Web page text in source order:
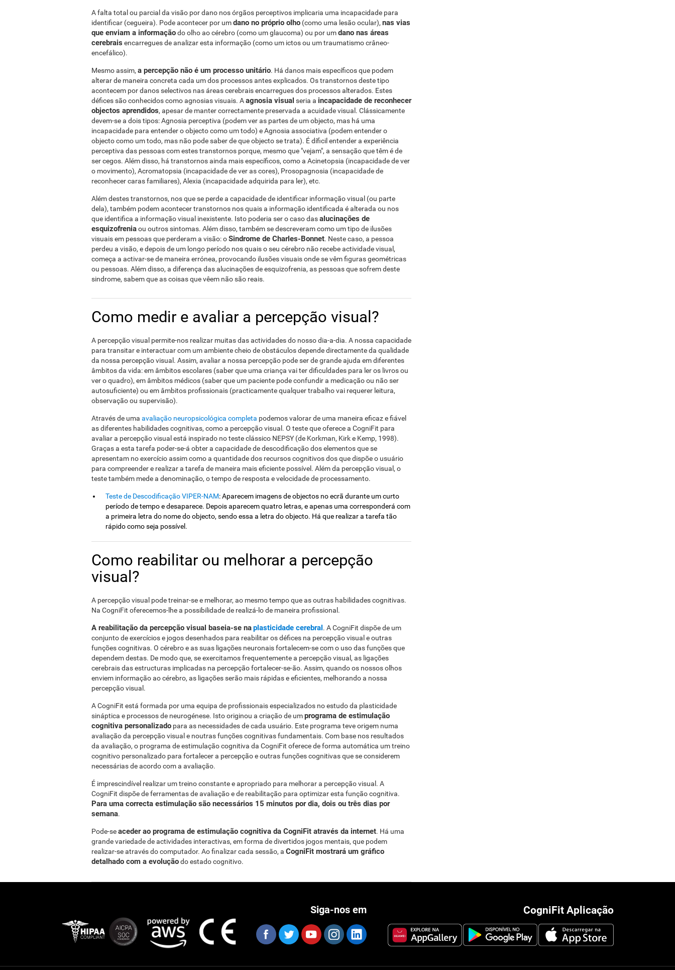
A falta total ou parcial da visão por dano nos órgãos perceptivos implicaria uma incapacidade para
identificar (cegueira). Pode acontecer por umdano no próprio olho (como uma lesão ocular), nas vias
que enviam a informaçãodo olho ao cérebro (como um glaucoma) ou por umdano nas áreas
cerebrais encarregues de analizar esta informação (como um ictos ou um traumatismo crâneo-
encefálico).
Mesmo assim, a percepção não é um processo unitário. Há danos mais específicos que podem
alterar de maneira concreta cada um dos processos antes explicados. Os transtornos deste tipo
acontecem por danos selectivos nas áreas cerebrais encarregues dos processos alterados. Estes
défices são conhecidos como agnosias visuais. Aagnosia visual seria a incapacidade de reconhecer
objectos aprendidos, apesar de manter correctamente preservada a acuidade visual. Clássicamente
devem-se a dois tipos: Agnosia perceptiva (podem ver as partes de um objecto, mas há uma
incapacidade para entender o objecto como um todo) e Agnosia associativa (podem entender o
objecto como um todo, mas não pode saber de que objecto se trata). É díficil entender a experiência
perceptiva das pessoas com estes transtornos porque, mesmo que "vejam", a sensação que têm é de
ser cegos. Além disso, há transtornos ainda mais específicos, como a Acinetopsia (incapacidade de ver
o movimento), Acromatopsia (incapacidade de ver as cores), Prosopagnosia (incapacidade de
reconhecer caras familiares), Alexia (incapacidade adquirida para ler), etc.
Além destes transtornos, nos que se perde a capacidade de identificar informação visual (ou parte
dela), também podem acontecer transtornos nos quais a informação identificada é alterada ou nos
que identifica a informação visual inexistente. Isto poderia ser o caso dasalucinações de
esquizofreniaou outros sintomas. Além disso, também se descreveram como um tipo de ilusões
visuais em pessoas que perderam a visão: oSindrome de Charles-Bonnet. Neste caso, a pessoa
perdeu a visão, e depois de um longo período nos quais o seu cérebro não recebe actividade visual,
começa a activar-se de maneira errónea, provocando ilusões visuais onde se vêm figuras geométricas
ou pessoas. Além disso, a diferença das alucinações de esquizofrenia, as pessoas que sofrem deste
sindrome, sabem que as coisas que vêem não são reais.
Como medir e avaliar a percepção visual?
A percepção visual permite-nos realizar muitas das actividades do nosso dia-a-dia. A nossa capacidade
para transitar e interactuar com um ambiente cheio de obstáculos depende directamente da qualidade
da nossa percepção visual. Assim, avaliar a nossa percepção pode ser de grande ajuda em diferentes
âmbitos da vida: em âmbitos escolares (saber que uma criança vai ter dificuldades para ler os livros ou
ver o quadro), em âmbitos médicos (saber que um paciente pode confundir a medicação ou não ser
autosuficiente) ou em âmbitos profissionais (practicamente qualquer trabalho vai requerer leitura,
observação ou supervisão).
Através de uma avaliação neuropsicológica completa podemos valorar de uma maneira eficaz e fiável
as diferentes habilidades cognitivas, como a percepção visual. O teste que oferece a CogniFit para
avaliar a percepção visual está inspirado no teste clássico NEPSY (de Korkman, Kirk e Kemp, 1998).
Graças a esta tarefa poder-se-á obter a capacidade de descodificação dos elementos que se
apresentam no exercício assim como a quantidade dos recursos cognitivos dos que dispõe o usuário
para compreender e realizar a tarefa de maneira mais eficiente possível. Além da percepção visual, o
teste também mede a denominação, o tempo de resposta e velocidade de processamento.
Teste de Descodificação VIPER-NAM: Aparecem imagens de objectos no ecrã durante um curto
período de tempo e desaparece. Depois aparecem quatro letras, e apenas uma corresponderá com
a primeira letra do nome do objecto, sendo essa a letra do objecto. Há que realizar a tarefa tão
rápido como seja possível.
Como reabilitar ou melhorar a percepção
visual?
A percepção visual pode treinar-se e melhorar, ao mesmo tempo que as outras habilidades cognitivas.
Na CogniFit oferecemos-lhe a possibilidade de realizá-lo de maneira profissional.
A reabilitação da percepção visual baseia-se naplasticidade cerebral. A CogniFit dispõe de um
conjunto de exercícios e jogos desenhados para reabilitar os défices na percepção visual e outras
funções cognitivas. O cérebro e as suas ligações neuronais fortalecem-se com o uso das funções que
dependem destas. De modo que, se exercitamos frequentemente a percepção visual, as ligações
cerebrais das estructuras implicadas na percepção fortalecer-se-ão. Assim, quando os nossos olhos
enviem informação ao cérebro, as ligações serão mais rápidas e eficientes, melhorando a nossa
percepção visual.
A CogniFit está formada por uma equipa de profissionais especializados no estudo da plasticidade
sináptica e processos de neurogénese. Isto originou a criação de umprograma de estimulação
cognitiva personalizado para as necessidades de cada usuário. Este programa teve origem numa
avaliação da percepção visual e noutras funções cognitivas fundamentais. Com base nos resultados
da avaliação, o programa de estimulação cognitiva da CogniFit oferece de forma automática um treino
cognitivo personalizado para fortalecer a percepção e outras funções cognitivas que se considerem
necessárias de acordo com a avaliação.
É imprescindível realizar um treino constante e apropriado para melhorar a percepção visual. A
CogniFit dispõe de ferramentas de avaliação e de reabilitação para optimizar esta função cognitiva.
Para uma correcta estimulação são necessários 15 minutos por dia, dois ou três dias por
semana.
Pode-seaceder ao programa de estimulação cognitiva da CogniFit através da internet. Há uma
grande variedade de actividades interactivas, em forma de divertidos jogos mentais, que podem
realizar-se através do computador. Ao finalizar cada sessão, a CogniFit mostrará um gráfico
detalhado com a evoluçãodo estado cognitivo.
CogniFit Aplicação
Siga-nos em